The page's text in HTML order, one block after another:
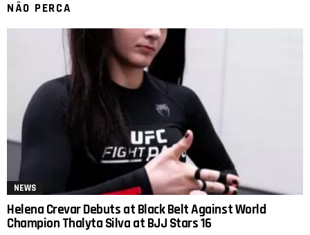
NÃO PERCA
NEWS
Helena Crevar Debuts at Black Belt Against World
Champion Thalyta Silva at BJJ Stars 16